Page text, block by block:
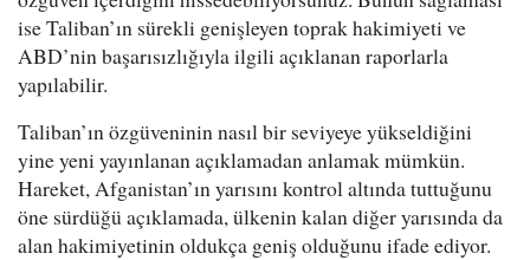
ise Taliban’ın sürekli genişleyen toprak hakimiyeti ve
ABD’nin başarısızlığıyla ilgili açıklanan raporlarla
yapılabilir.
Taliban’ın özgüveninin nasıl bir seviyeye yükseldiğini
yine yeni yayınlanan açıklamadan anlamak mümkün.
Hareket, Afganistan’ın yarısını kontrol altında tuttuğunu
öne sürdüğü açıklamada, ülkenin kalan diğer yarısında da
alan hakimiyetinin oldukça geniş olduğunu ifade ediyor.